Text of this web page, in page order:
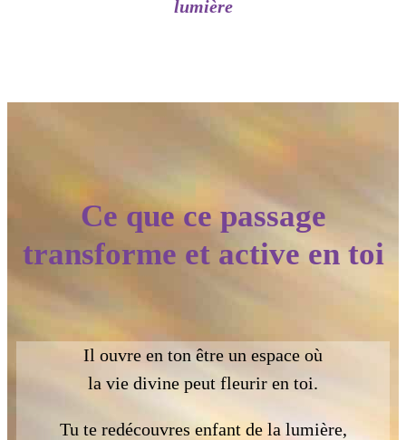
lumière
Ce que ce passage
transforme et active en toi
Il ouvre en ton être un espace où
la vie divine peut fleurir en toi.
Tu te redécouvres enfant de la lumière,